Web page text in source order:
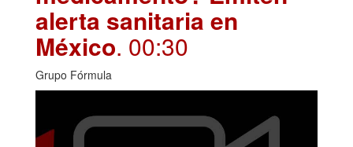
alerta sanitaria en
México. 00:30
Grupo Fórmula